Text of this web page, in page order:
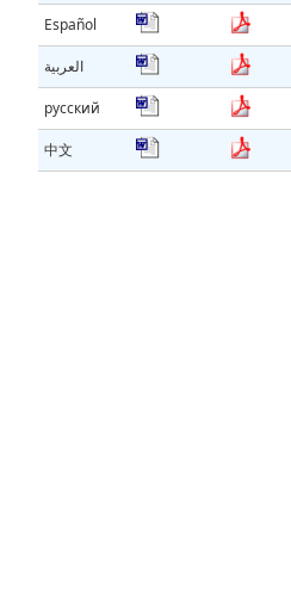
Español
العربية
русский
中文